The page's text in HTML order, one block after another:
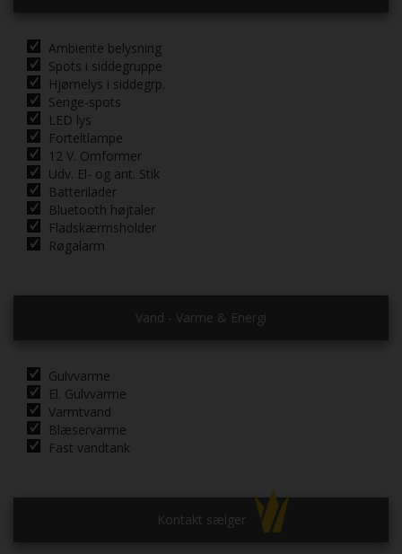
Ambiente belysning
Spots i siddegruppe
Hjørnelys i siddegrp.
Senge-spots
LED lys
Forteltlampe
12 V. Omformer
Udv. El- og ant. Stik
Batterilader
Bluetooth højtaler
Fladskærmsholder
Røgalarm
Vand - Varme & Energi
Gulvvarme
El. Gulvvarme
Varmtvand
Blæservarme
Fast vandtank
Kontakt sælger